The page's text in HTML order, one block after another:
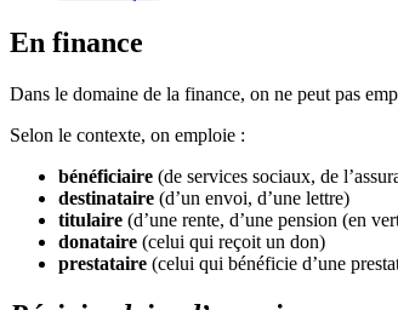
En finance
Dans le domaine de la finance, on ne peut pas
Selon le contexte, on emploie :
bénéficiaire (de services sociaux, de
destinataire (d’un envoi, d’une lettre)
titulaire (d’une rente, d’une pension (en
donataire (celui qui reçoit un don)
prestataire (celui qui bénéficie d’une